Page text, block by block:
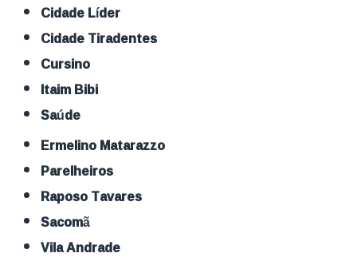
Cidade Líder
Cidade Tiradentes
Cursino
Itaim Bibi
Saúde
Ermelino Matarazzo
Parelheiros
Raposo Tavares
Sacomã
Vila Andrade